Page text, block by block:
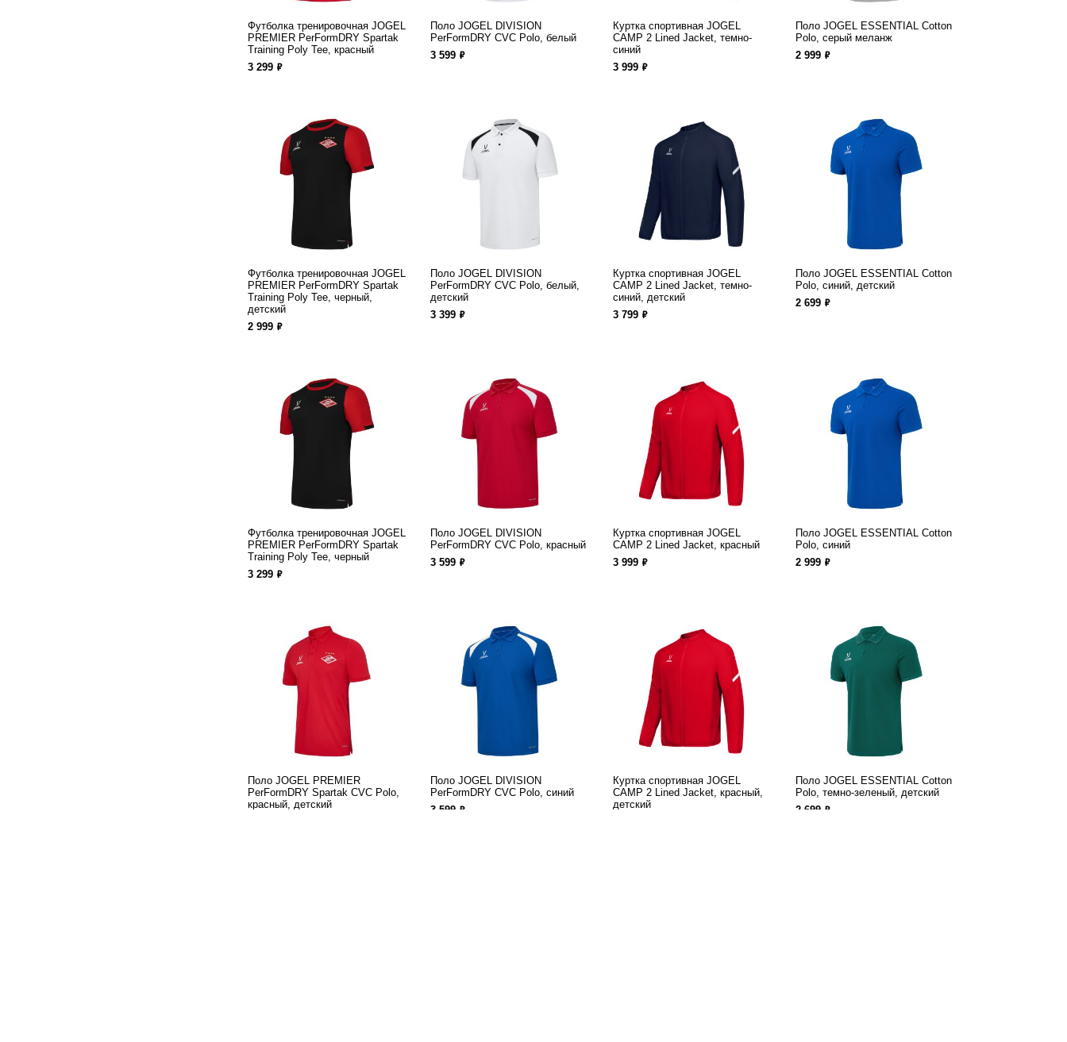
Футболка тренировочная JOGEL
PREMIER PerFormDRY Spartak
Training Poly Tee, красный
3 299 ф
Поло JOGEL DIVISION
PerFormDRY CVC Polo, белый
3 599 ф
Куртка спортивная JOGEL
CAMP 2 Lined Jacket, темно-
синий
3 999 ф
Поло JOGEL ESSENTIAL Cotton
Polo, серый меланж
2 999 ф
Футболка тренировочная JOGEL
PREMIER PerFormDRY Spartak
Training Poly Tee, черный,
детский
2 999 ф
Поло JOGEL DIVISION
PerFormDRY CVC Polo, белый,
детский
3 399 ф
Куртка спортивная JOGEL
CAMP 2 Lined Jacket, темно-
синий, детский
3 799 ф
Поло JOGEL ESSENTIAL Cotton
Polo, синий, детский
2 699 ф
Футболка тренировочная JOGEL
PREMIER PerFormDRY Spartak
Training Poly Tee, черный
3 299 ф
Поло JOGEL DIVISION
PerFormDRY CVC Polo, красный
3 599 ф
Куртка спортивная JOGEL
CAMP 2 Lined Jacket, красный
3 999 ф
Поло JOGEL ESSENTIAL Cotton
Polo, синий
2 999 ф
Поло JOGEL PREMIER
PerFormDRY Spartak CVC Polo,
красный, детский
Поло JOGEL DIVISION
PerFormDRY CVC Polo, синий
3 599 ф
Куртка спортивная JOGEL
CAMP 2 Lined Jacket, красный,
детский
Поло JOGEL ESSENTIAL Cotton
Polo, темно-зеленый, детский
2 699 ф